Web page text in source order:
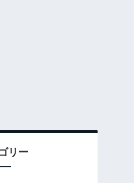
リー